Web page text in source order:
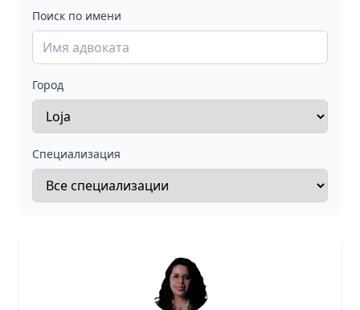
Поиск по имени
Город
Специализация